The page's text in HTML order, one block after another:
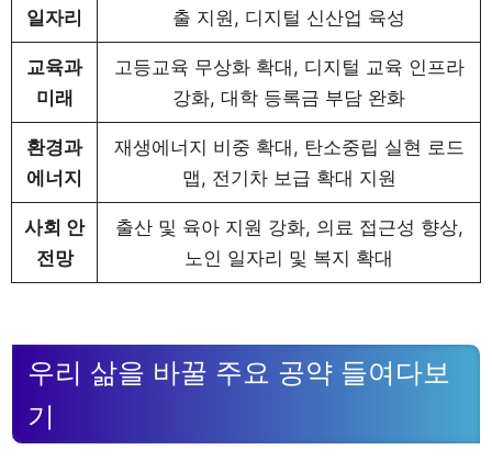
일자리
출 지원, 디지털 신산업 육성
교육과
미래
고등교육 무상화 확대, 디지털 교육 인프라
강화, 대학 등록금 부담 완화
환경과
에너지
재생에너지 비중 확대, 탄소중립 실현 로드
맵, 전기차 보급 확대 지원
사회 안
전망
출산 및 육아 지원 강화, 의료 접근성 향상,
노인 일자리 및 복지 확대
우리 삶을 바꿀 주요 공약 들여다보
기